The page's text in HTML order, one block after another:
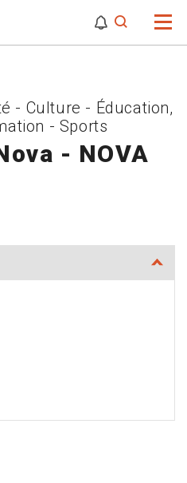
- NOVA
- Culture - Éducation,
- Sports
email